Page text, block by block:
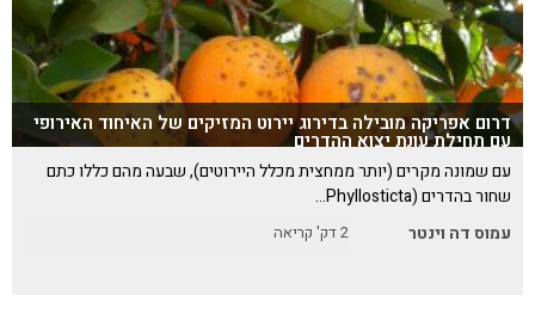
דרום אפריקה מובילה בדירוג יירוט המזיקים של האיחוד האירופי
עם תחילת עונת יצוא ההדרים
עם שמונה מקרים (יותר ממחצית מכלל היירוטים), שבעה מהם כללו כתם
שחור בהדרים (Phyllosticta…
עמוס דה וינטר
2דק' קריאה